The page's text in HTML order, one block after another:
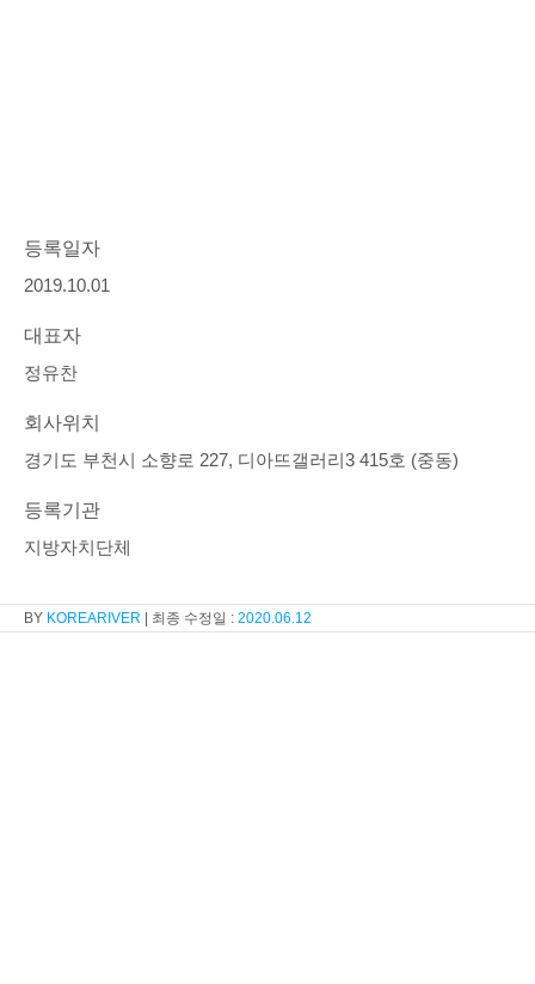
등록일자
2019.10.01
대표자
정유찬
회사위치
경기도 부천시 소향로 227, 디아뜨갤러리3 415호 (중동)
등록기관
지방자치단체
KOREARIVER 2020.06.12